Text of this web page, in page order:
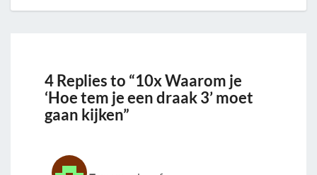
4 Replies to “10x Waarom je
‘Hoe tem je een draak 3’ moet
gaan kijken”